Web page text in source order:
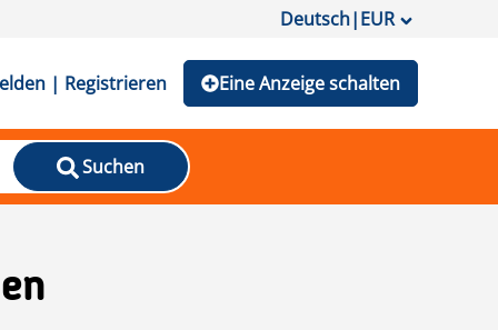
Deutsch|EUR
| Registrieren Eine Anzeige schalten
Suchen